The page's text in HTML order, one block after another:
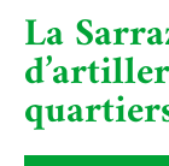
La